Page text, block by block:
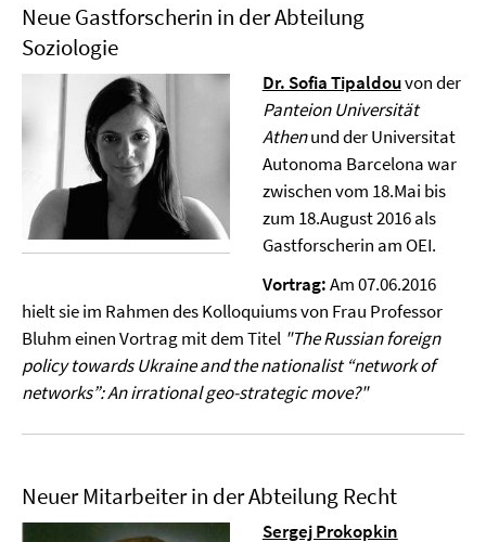
Neue Gastforscherin in der Abteilung
Soziologie
Dr. Sofia Tipaldouvon der
Panteion Universität
Athenund der Universitat
Autonoma Barcelona war
zwischen vom 18.Mai bis
zum 18.August 2016 als
Gastforscherin am OEI.
Vortrag:Am 07.06.2016
hielt sie im Rahmen des Kolloquiums von Frau Professor
Bluhm einen Vortrag mit dem Titel "The Russian foreign
policy towards Ukraine and the nationalist “network of
networks”: An irrational geo-strategic move?"
Neuer Mitarbeiter in der Abteilung Recht
Sergej Prokopkin